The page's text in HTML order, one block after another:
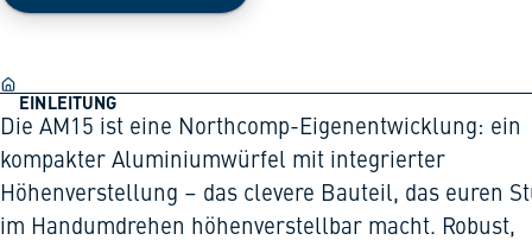
EINLEITUNG
Die AM15 ist eine Northcomp-Eigenentwicklung: ein
kompakter Aluminiumwürfel mit integrierter
Höhenverstellung – das clevere Bauteil, das euren
im Handumdrehen höhenverstellbar macht. Robust,